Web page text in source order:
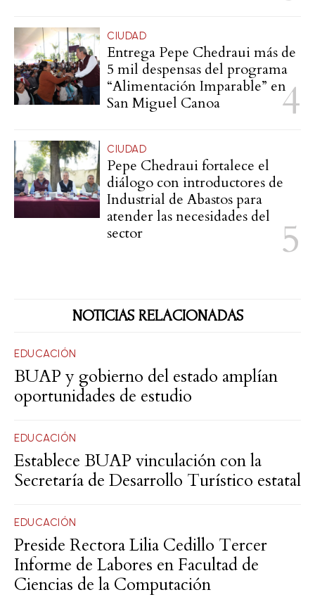
CIUDAD
Entrega Pepe Chedraui más de
5 mil despensas del programa
“Alimentación Imparable” en
San Miguel Canoa
CIUDAD
Pepe Chedraui fortalece el
diálogo con introductores de
Industrial de Abastos para
atender las necesidades del
sector
NOTICIAS RELACIONADAS
EDUCACIÓN
BUAP y gobierno del estado amplían
oportunidades de estudio
EDUCACIÓN
Establece BUAP vinculación con la
Secretaría de Desarrollo Turístico estatal
EDUCACIÓN
Preside Rectora Lilia Cedillo Tercer
Informe de Labores en Facultad de
Ciencias de la Computación